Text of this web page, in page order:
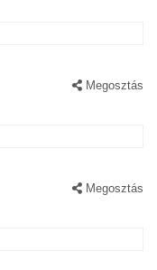
Megosztás
Megosztás